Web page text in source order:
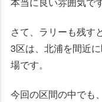
さて、ラリーも残す
3区は、北浦を間近
場です。
今回の区間の中でも